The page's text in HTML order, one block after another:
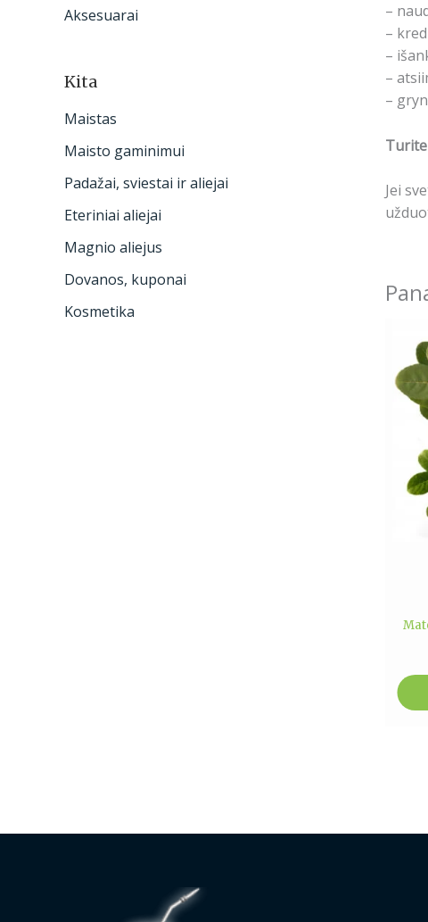
Aksesuarai
Kita
Maistas
Maisto gaminimui
Padažai, sviestai ir aliejai
Eteriniai aliejai
Magnio aliejus
Dovanos, kuponai
Kosmetika
–
–
–
–
–
Jei